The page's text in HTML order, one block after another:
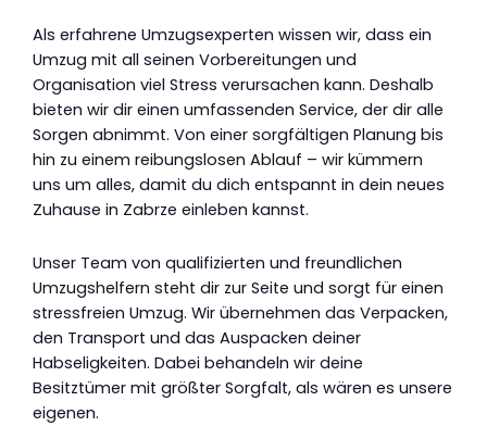
Als erfahrene Umzugsexperten wissen wir, dass ein
Umzug mit all seinen Vorbereitungen und
Organisation viel Stress verursachen kann. Deshalb
bieten wir dir einen umfassenden Service, der dir alle
Sorgen abnimmt. Von einer sorgfältigen Planung bis
hin zu einem reibungslosen Ablauf – wir kümmern
uns um alles, damit du dich entspannt in dein neues
Zuhause in Zabrze einleben kannst.
Unser Team von qualifizierten und freundlichen
Umzugshelfern steht dir zur Seite und sorgt für einen
stressfreien Umzug. Wir übernehmen das Verpacken,
den Transport und das Auspacken deiner
Habseligkeiten. Dabei behandeln wir deine
Besitztümer mit größter Sorgfalt, als wären es unsere
eigenen.